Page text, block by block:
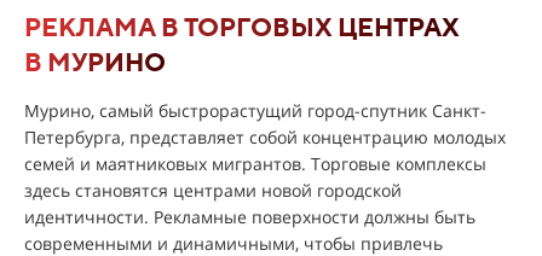
РЕКЛАМА В ТОРГОВЫХ ЦЕНТРАХ
В МУРИНО
Мурино, самый быстрорастущий город-спутник Санкт-
Петербурга, представляет собой концентрацию молодых
семей и маятниковых мигрантов. Торговые комплексы
здесь становятся центрами новой городской
идентичности. Рекламные поверхности должны быть
современными и динамичными, чтобы привлечь